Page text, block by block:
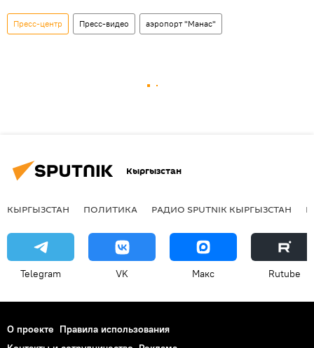
Пресс-центр Пресс-видео аэропорт "Манас"
Кыргызстан
КЫРГЫЗСТАН ПОЛИТИКА РАДИО SPUTNIK КЫРГЫЗСТАН
Telegram VK Макс Rutube
О проекте Правила использования